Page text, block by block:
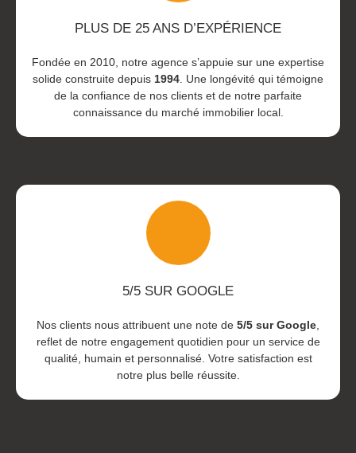
PLUS DE 25 ANS D’EXPÉRIENCE
Fondée en 2010, notre agence s’appuie sur une expertise
solide construite depuis 1994 . Une longévité qui témoigne
de la confiance de nos clients et de notre parfaite
connaissance du marché immobilier local.
5/5 SUR GOOGLE
Nos clients nous attribuent une note de 5/5 sur Google
reflet de notre engagement quotidien pour un service de
qualité, humain et personnalisé. Votre satisfaction est
notre plus belle réussite.